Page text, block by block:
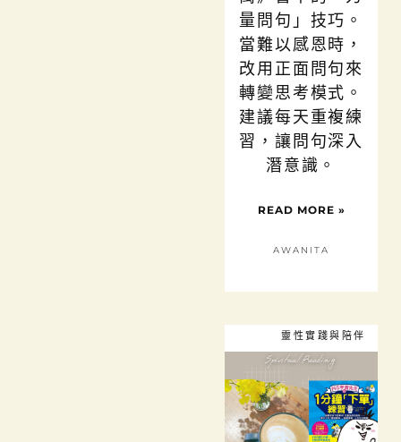
量問句」技巧。
當難以感恩時，
改用正面問句來
轉變思考模式。
建議每天重複練
習，讓問句深入
潛意識。
READ MORE »
AWANITA
靈性實踐與陪伴